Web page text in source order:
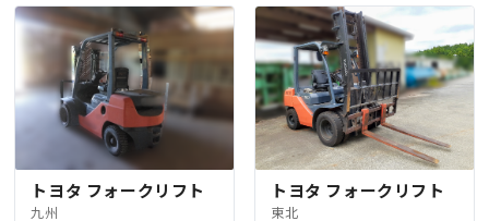
トヨタ フォークリフト
九州
トヨタ フォークリフト
東北